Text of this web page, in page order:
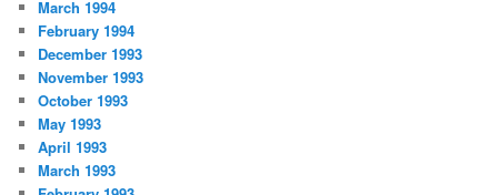
March 1994
February 1994
December 1993
November 1993
October 1993
May 1993
April 1993
March 1993